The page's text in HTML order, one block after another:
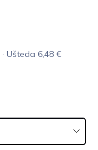
· Ušteda 6,48 €